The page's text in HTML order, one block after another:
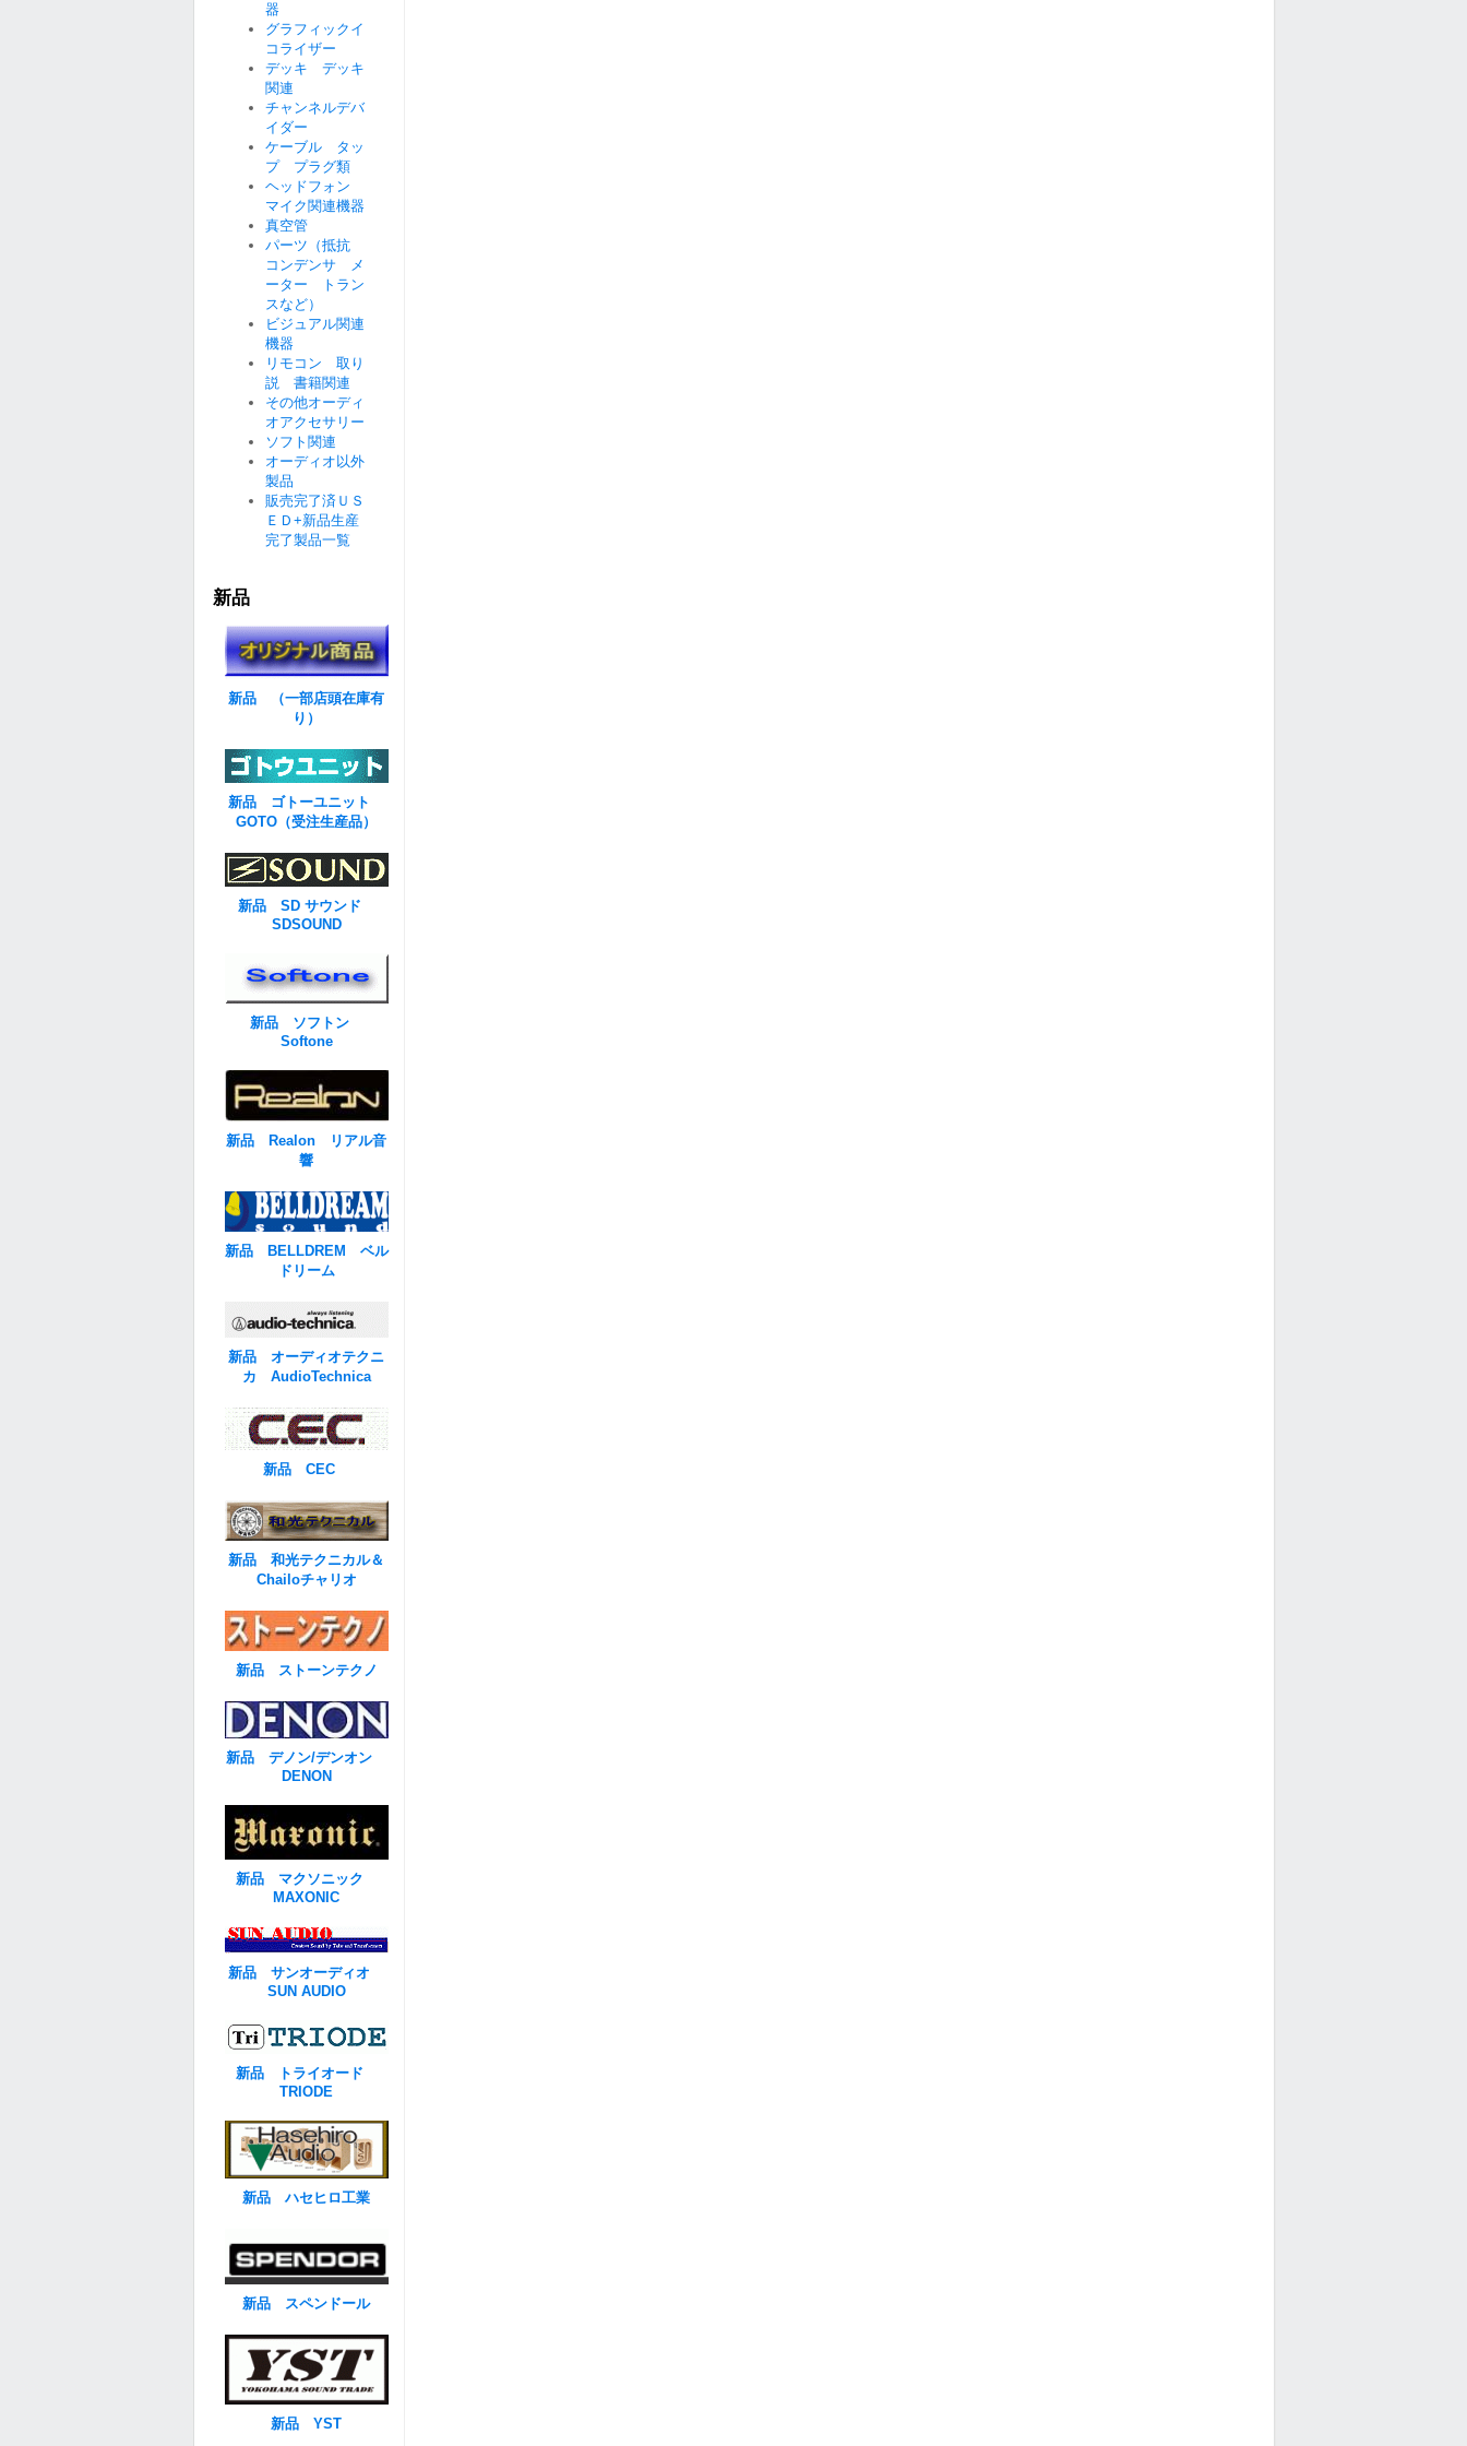
器
グラフィックイ
コライザー
デッキ デッキ
関連
チャンネルデバ
イダー
ケーブル タッ
プ プラグ類
ヘッドフォン
マイク関連機器
真空管
パーツ（抵抗
コンデンサ メ
ーター トラン
スなど）
ビジュアル関連
機器
リモコン 取り
説 書籍関連
その他オーディ
オアクセサリー
ソフト関連
オーディオ以外
製品
販売完了済ＵＳ
ＥＤ+新品生産
完了製品一覧
新品
新品 （一部店頭在庫有
り）
新品 ゴトーユニット
GOTO（受注生産品）
新品 SD サウンド
SDSOUND
新品 ソフトン
Softone
新品 Realon リアル音
響
新品 BELLDREM ベル
ドリーム
新品 オーディオテクニ
カ AudioTechnica
新品 CEC
新品 和光テクニカル＆
Chailoチャリオ
新品 ストーンテクノ
新品 デノン/デンオン
DENON
新品 マクソニック
MAXONIC
新品 サンオーディオ
SUN AUDIO
新品 トライオード
TRIODE
新品 ハセヒロ工業
新品 スペンドール
新品 YST